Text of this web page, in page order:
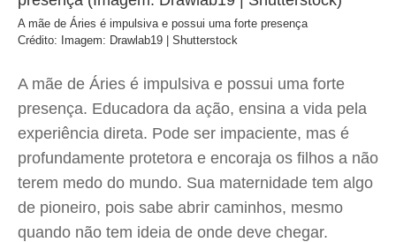
A mãe de Áries é impulsiva e possui uma forte presença
Crédito: Imagem: Drawlab19 | Shutterstock
A mãe de Áries é impulsiva e possui uma forte
presença. Educadora da ação, ensina a vida pela
experiência direta. Pode ser impaciente, mas é
profundamente protetora e encoraja os filhos a não
terem medo do mundo. Sua maternidade tem algo
de pioneiro, pois sabe abrir caminhos, mesmo
quando não tem ideia de onde deve chegar.